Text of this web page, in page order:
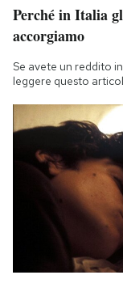
Perché in Italia
accorgiamo
Se avete un reddito
leggere questo